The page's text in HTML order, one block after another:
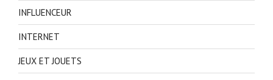
INFLUENCEUR
INTERNET
JEUX ET JOUETS